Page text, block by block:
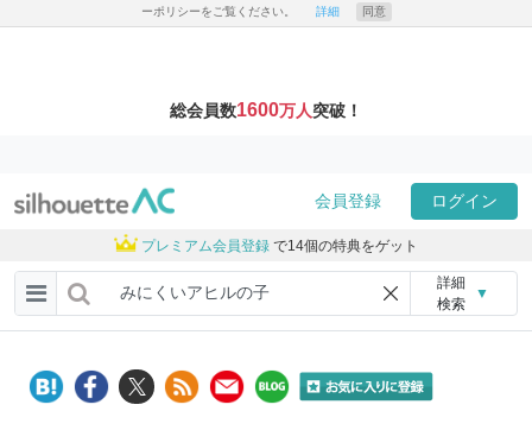
ーポリシーをご覧ください。 詳細 同意
総会員数1600万人突破！
会員登録 ログイン
プレミアム会員登録 で14個の特典をゲット
詳細
検索
▼